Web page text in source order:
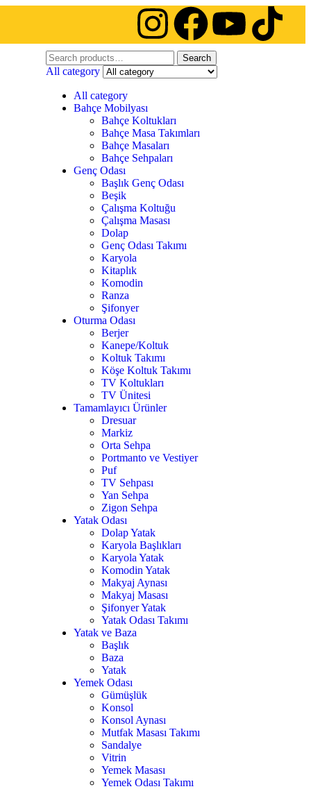
Search
All category
All category
Bahçe Mobilyası
Bahçe Koltukları
Bahçe Masa Takımları
Bahçe Masaları
Bahçe Sehpaları
Genç Odası
Başlık Genç Odası
Beşik
Çalışma Koltuğu
Çalışma Masası
Dolap
Genç Odası Takımı
Karyola
Kitaplık
Komodin
Ranza
Şifonyer
Oturma Odası
Berjer
Kanepe/Koltuk
Koltuk Takımı
Köşe Koltuk Takımı
TV Koltukları
TV Ünitesi
Tamamlayıcı Ürünler
Dresuar
Markiz
Orta Sehpa
Portmanto ve Vestiyer
Puf
TV Sehpası
Yan Sehpa
Zigon Sehpa
Yatak Odası
Dolap Yatak
Karyola Başlıkları
Karyola Yatak
Komodin Yatak
Makyaj Aynası
Makyaj Masası
Şifonyer Yatak
Yatak Odası Takımı
Yatak ve Baza
Başlık
Baza
Yatak
Yemek Odası
Gümüşlük
Konsol
Konsol Aynası
Mutfak Masası Takımı
Sandalye
Vitrin
Yemek Masası
Yemek Odası Takımı